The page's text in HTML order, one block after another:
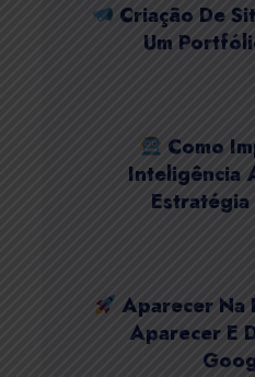
Criação De
Um
Como
Inteligência
Estratégia
Aparecer Na
Aparecer E